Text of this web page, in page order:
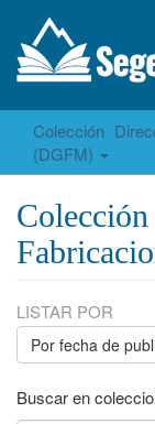
Colección
(DGFM)
LISTAR POR
Por fecha de
Buscar en